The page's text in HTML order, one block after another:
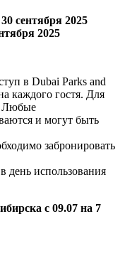
сентября 2025
2025
в Dubai Parks and
каждого гостя. Для
Любые
и могут быть
забронировать
день использования
с 09.07 на 7